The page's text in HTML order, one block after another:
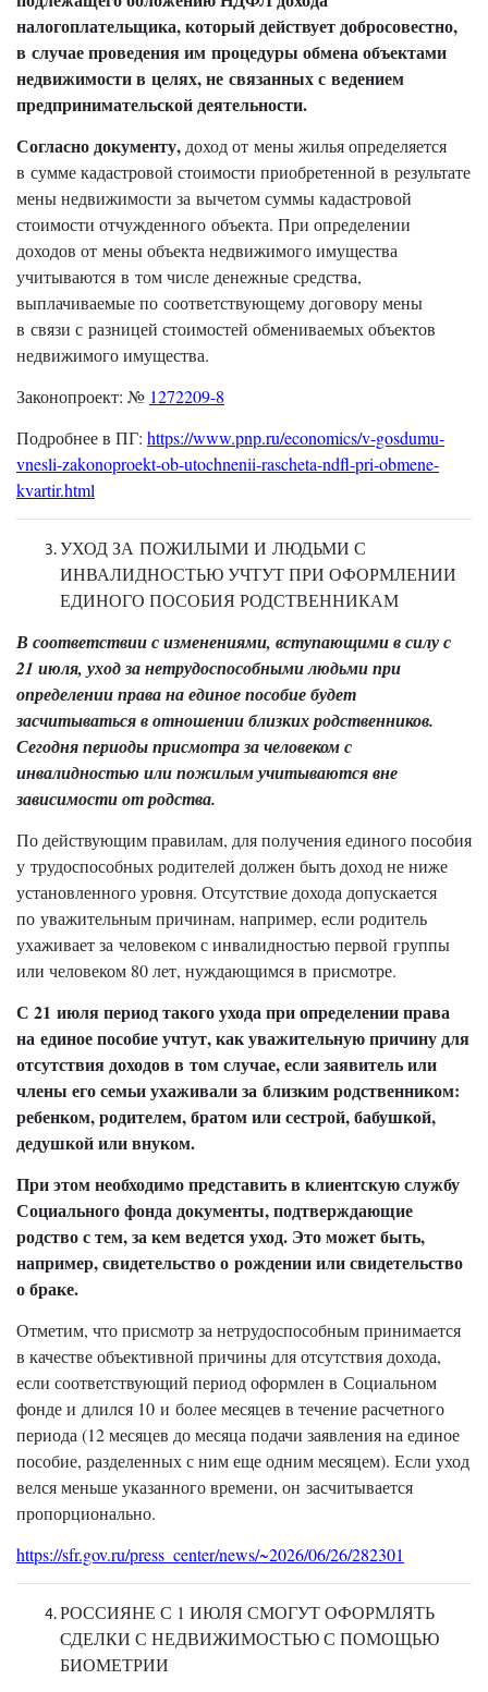
налогоплательщика, который действует добросовестно,
в случае проведения им процедуры обмена объектами
недвижимости в целях, не связанных с ведением
предпринимательской деятельности.
Согласно документу, доход от мены жилья определяется
в сумме кадастровой стоимости приобретенной в результате
мены недвижимости за вычетом суммы кадастровой
стоимости отчужденного объекта. При определении
доходов от мены объекта недвижимого имущества
учитываются в том числе денежные средства,
выплачиваемые по соответствующему договору мены
в связи с разницей стоимостей обмениваемых объектов
недвижимого имущества.
Законопроект: № 1272209-8
Подробнее в ПГ: https://www.pnp.ru/economics/v-gosdumu-
vnesli-zakonoproekt-ob-utochnenii-rascheta-ndfl-pri-obmene-
kvartir.html
УХОД ЗА ПОЖИЛЫМИ И ЛЮДЬМИ С
ИНВАЛИДНОСТЬЮ УЧТУТ ПРИ ОФОРМЛЕНИИ
ЕДИНОГО ПОСОБИЯ РОДСТВЕННИКАМ
В соответствии с изменениями, вступающими в силу с
21 июля, уход за нетрудоспособными людьми при
определении права на единое пособие будет
засчитываться в отношении близких родственников.
Сегодня периоды присмотра за человеком с
инвалидностью или пожилым учитываются вне
зависимости от родства.
По действующим правилам, для получения единого пособия
у трудоспособных родителей должен быть доход не ниже
установленного уровня. Отсутствие дохода допускается
по уважительным причинам, например, если родитель
ухаживает за человеком с инвалидностью первой группы
или человеком 80 лет, нуждающимся в присмотре.
С 21 июля период такого ухода при определении права
на единое пособие учтут, как уважительную причину для
отсутствия доходов в том случае, если заявитель или
члены его семьи ухаживали за близким родственником:
ребенком, родителем, братом или сестрой, бабушкой,
дедушкой или внуком.
При этом необходимо представить в клиентскую службу
Социального фонда документы, подтверждающие
родство с тем, за кем ведется уход. Это может быть,
например, свидетельство о рождении или свидетельство
о браке.
Отметим, что присмотр за нетрудоспособным принимается
в качестве объективной причины для отсутствия дохода,
если соответствующий период оформлен в Социальном
фонде и длился 10 и более месяцев в течение расчетного
периода (12 месяцев до месяца подачи заявления на единое
пособие, разделенных с ним еще одним месяцем). Если уход
велся меньше указанного времени, он засчитывается
пропорционально.
https://sfr.gov.ru/press_center/news/~2026/06/26/282301
РОССИЯНЕ С 1 ИЮЛЯ СМОГУТ ОФОРМЛЯТЬ
СДЕЛКИ С НЕДВИЖИМОСТЬЮ С ПОМОЩЬЮ
БИОМЕТРИИ